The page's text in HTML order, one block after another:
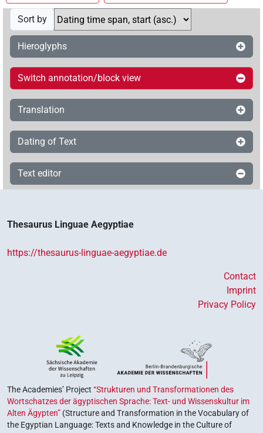
Sort by
Hieroglyphs
Switch annotation/block view
Translation
Dating of Text
Text editor
Thesaurus Linguae Aegyptiae
https://thesaurus-linguae-aegyptiae.de
Contact
Imprint
Privacy Policy
The Academies’ Project “Strukturen und Transformationen des
Wortschatzes der ägyptischen Sprache: Text- und Wissenskultur im
Alten Ägypten” (Structure and Transformation in the Vocabulary of
the Egyptian Language: Texts and Knowledge in the Culture of